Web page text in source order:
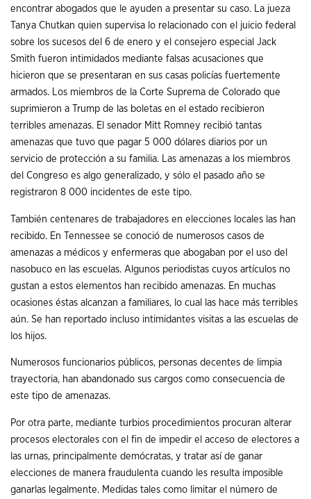
encontrar abogados que le ayuden a presentar su caso. La jueza
Tanya Chutkan quien supervisa lo relacionado con el juicio federal
sobre los sucesos del 6 de enero y el consejero especial Jack
Smith fueron intimidados mediante falsas acusaciones que
hicieron que se presentaran en sus casas policías fuertemente
armados. Los miembros de la Corte Suprema de Colorado que
suprimieron a Trump de las boletas en el estado recibieron
terribles amenazas. El senador Mitt Romney recibió tantas
amenazas que tuvo que pagar 5 000 dólares diarios por un
servicio de protección a su familia. Las amenazas a los miembros
del Congreso es algo generalizado, y sólo el pasado año se
registraron 8 000 incidentes de este tipo.
También centenares de trabajadores en elecciones locales las han
recibido. En Tennessee se conoció de numerosos casos de
amenazas a médicos y enfermeras que abogaban por el uso del
nasobuco en las escuelas. Algunos periodistas cuyos artículos no
gustan a estos elementos han recibido amenazas. En muchas
ocasiones éstas alcanzan a familiares, lo cual las hace más terribles
aún. Se han reportado incluso intimidantes visitas a las escuelas de
los hijos.
Numerosos funcionarios públicos, personas decentes de limpia
trayectoria, han abandonado sus cargos como consecuencia de
este tipo de amenazas.
Por otra parte, mediante turbios procedimientos procuran alterar
procesos electorales con el fin de impedir el acceso de electores a
las urnas, principalmente demócratas, y tratar así de ganar
elecciones de manera fraudulenta cuando les resulta imposible
ganarlas legalmente. Medidas tales como limitar el número de